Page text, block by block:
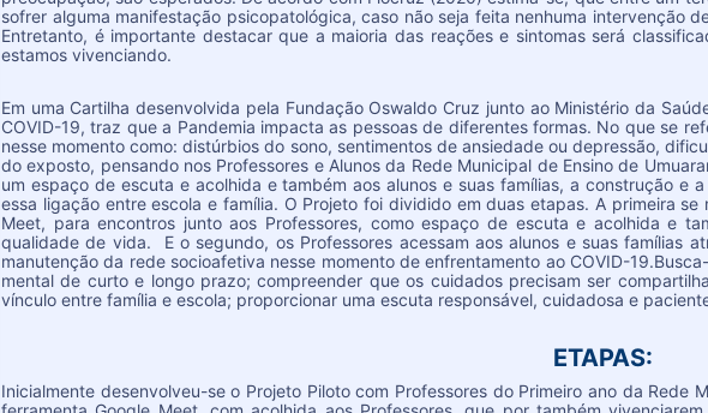
sofrer alguma manifestação psicopatológica, caso não seja feita nenhuma intervenção
Entretanto, é importante destacar que a maioria das reações e sintomas será
estamos vivenciando.
Em uma Cartilha desenvolvida pela Fundação Oswaldo Cruz junto ao Ministério da
COVID-19, traz que a Pandemia impacta as pessoas de diferentes formas. No que se
nesse momento como: distúrbios do sono, sentimentos de ansiedade ou depressão,
do exposto, pensando nos Professores e Alunos da Rede Municipal de Ensino de
um espaço de escuta e acolhida e também aos alunos e suas famílias, a construção e
essa ligação entre escola e família. O Projeto foi dividido em duas etapas. A primeira
Meet, para encontros junto aos Professores, como espaço de escuta e acolhida e
qualidade de vida. E o segundo, os Professores acessam aos alunos e suas famílias
manutenção da rede socioafetiva nesse momento de enfrentamento ao COVID-
mental de curto e longo prazo; compreender que os cuidados precisam ser
vínculo entre família e escola; proporcionar uma escuta responsável, cuidadosa e
ETAPAS:
Inicialmente desenvolveu-se o Projeto Piloto com Professores do Primeiro ano da Rede